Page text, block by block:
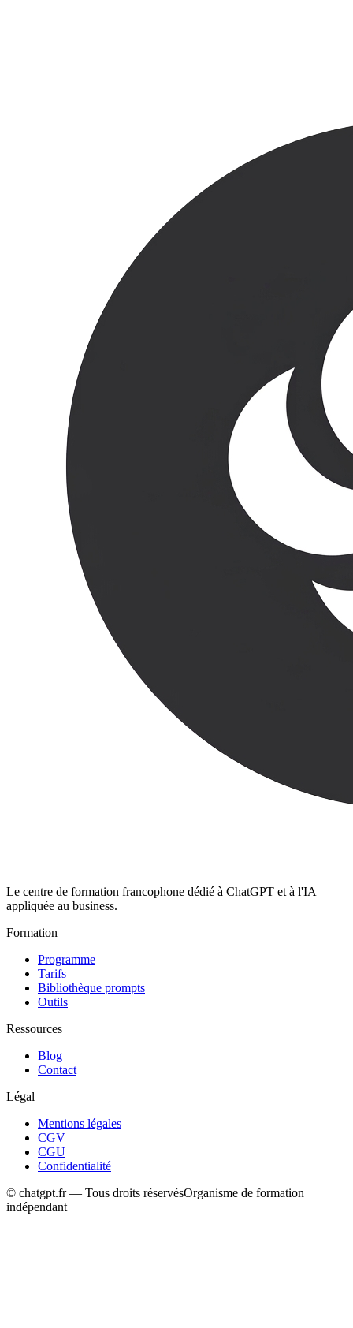
Le centre de formation francophone dédié à ChatGPT et à l'IA
appliquée au business.
Formation
Programme
Tarifs
Bibliothèque prompts
Outils
Ressources
Blog
Contact
Légal
Mentions légales
CGV
CGU
Confidentialité
© chatgpt.fr — Tous droits réservésOrganisme de formation
indépendant